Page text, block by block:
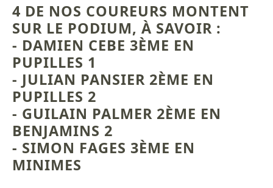
4 DE NOS COUREURS MONTENT
SUR LE PODIUM, À SAVOIR :
- DAMIEN CEBE 3ÈME EN
PUPILLES 1
- JULIAN PANSIER 2ÈME EN
PUPILLES 2
- GUILAIN PALMER 2ÈME EN
BENJAMINS 2
- SIMON FAGES 3ÈME EN
MINIMES